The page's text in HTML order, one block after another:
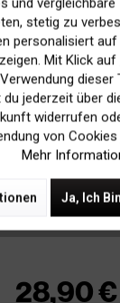
pages Bis zu175 Seiten
sold Nachbestellt
Bestellbar,
In Den
28,90
stetig zu
personalisiert
Mit Klick auf
dieser
du jederzeit über
widerrufen
von
Mehr
Ja, Ich